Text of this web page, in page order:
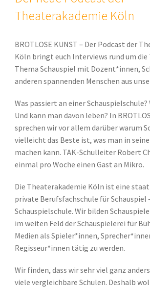
Theaterakademie Köln
BROTLOSE KUNST – Der Podcast der
Köln bringt euch Interviews rund um die
Thema Schauspiel mit Dozent*innen,
anderen spannenden Menschen aus
Was passiert an einer
Und kann man davon leben? In
sprechen wir vor allem darüber warum
vielleicht das Beste ist, was man in
machen kann. TAK-Schulleiter Robert
einmal pro Woche einen Gast an Mikro.
Die Theaterakademie Köln ist eine
private Berufsfachschule für Schauspiel
Schauspielschule. Wir bilden
im weiten Feld der Schauspielerei für
Medien als Spieler*innen,
Regisseur*innen tätig zu werden.
Wir finden, dass wir sehr viel ganz
viele vergleichbare Schulen. Deshalb